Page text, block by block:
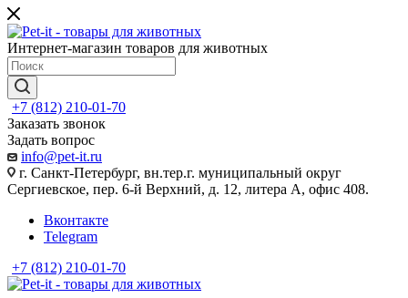
Интернет-магазин товаров для животных
+7 (812) 210-01-70
Заказать звонок
Задать вопрос
info@pet-it.ru
г. Санкт-Петербург, вн.тер.г. муниципальный округ
Сергиевское, пер. 6-й Верхний, д. 12, литера А, офис 408.
Вконтакте
Telegram
+7 (812) 210-01-70